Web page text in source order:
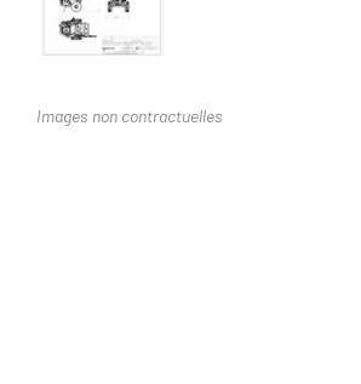
Images non contractuelles